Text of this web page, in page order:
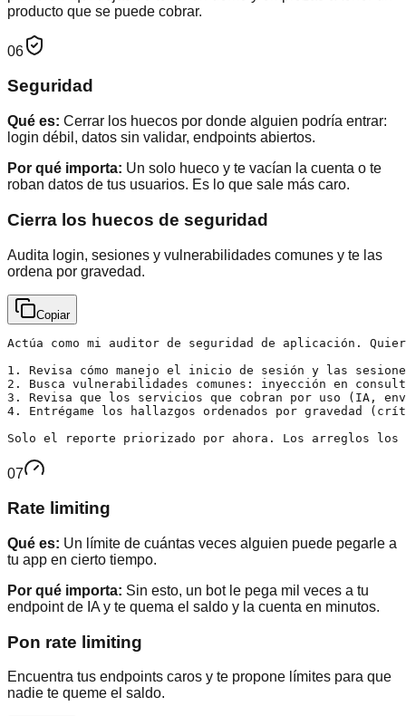
producto que se puede cobrar.
06
Seguridad
Qué es: Cerrar los huecos por donde alguien podría entrar:
login débil, datos sin validar, endpoints abiertos.
Por qué importa: Un solo hueco y te vacían la cuenta o te
roban datos de tus usuarios. Es lo que sale más caro.
Cierra los huecos de seguridad
Audita login, sesiones y vulnerabilidades comunes y te las
ordena por gravedad.
Copiar
Actúa como mi auditor de seguridad de aplicación.
1. Revisa cómo manejo el inicio de sesión y las
2. Busca vulnerabilidades comunes: inyección en
3. Revisa que los servicios que cobran por uso (IA,
4. Entrégame los hallazgos ordenados por gravedad
Solo el reporte priorizado por ahora. Los arreglos los
07
Rate limiting
Qué es: Un límite de cuántas veces alguien puede pegarle a
tu app en cierto tiempo.
Por qué importa: Sin esto, un bot le pega mil veces a tu
endpoint de IA y te quema el saldo y la cuenta en minutos.
Pon rate limiting
Encuentra tus endpoints caros y te propone límites para que
nadie te queme el saldo.